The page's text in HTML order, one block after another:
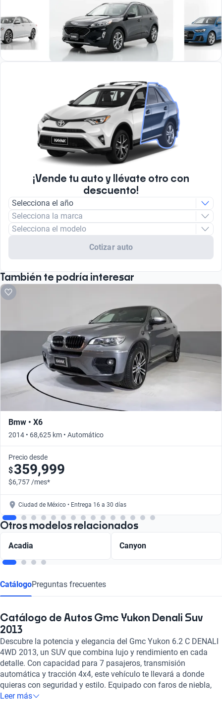
¡Vende tu auto y llévate otro con
descuento!
Selecciona el año
Selecciona la marca
Selecciona el modelo
Cotizar auto
También te podría interesar
Bmw • X6
2014 • 68,625 km • Automático
Precio desde
$359,999
$6,757 /mes*
Ciudad de México • Entrega 16 a 30 días
Otros modelos relacionados
Acadia Canyon
CatálogoPreguntas frecuentes
Catálogo de Autos Gmc Yukon Denali Suv
2013
Descubre la potencia y elegancia del Gmc Yukon 6.2 C DENALI
4WD 2013, un SUV que combina lujo y rendimiento en cada
detalle. Con capacidad para 7 pasajeros, transmisión
automática y tracción 4x4, este vehículo te llevará a donde
quieras con seguridad y estilo. Equipado con faros de niebla,
asientos de piel, sistema de audio Bose y GPS integrado, cada
Leer más